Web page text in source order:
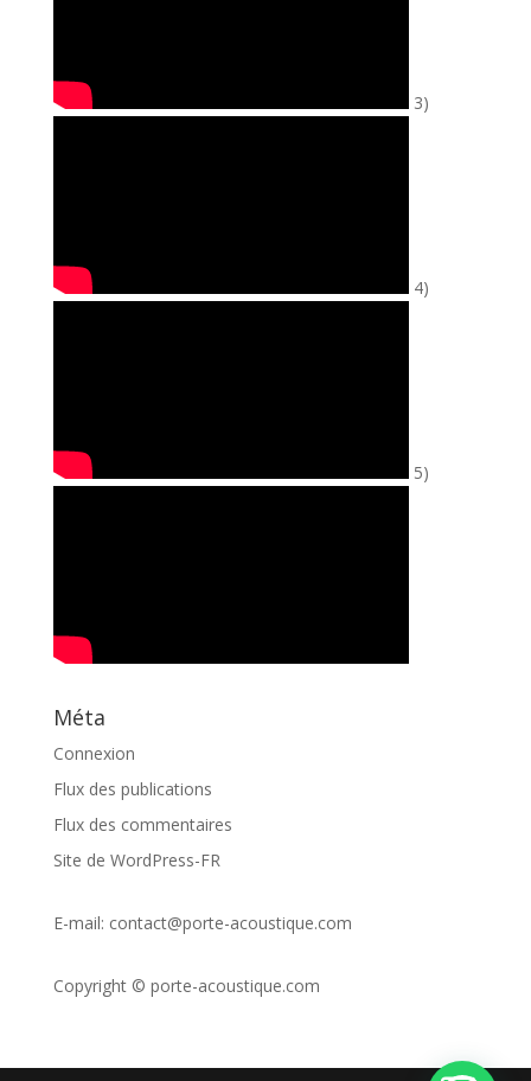
3)
4)
5)
Méta
Connexion
Flux des publications
Flux des commentaires
Site de WordPress-FR
E-mail: contact@porte-acoustique.com
Copyright © porte-acoustique.com